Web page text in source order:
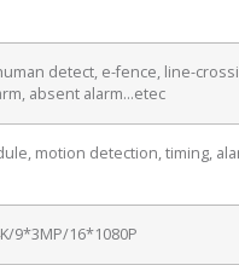
detect, e-fence, line-
absent alarm…etec
motion detection, timing,
9*3MP/16*1080P